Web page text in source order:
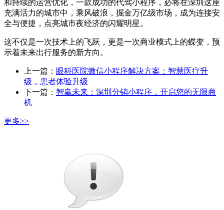
和持续的运营优化，一款成功的代驾小程序，必将在深圳这座
充满活力的城市中，乘风破浪，掘金万亿级市场，成为连接安
全与便捷，点亮城市夜经济的闪耀明星。
这不仅是一次技术上的飞跃，更是一次商业模式上的蝶变，预
示着未来出行服务的新方向。
上一篇： 眼科医院微信小程序解决方案：智慧医疗升
级，患者体验升级
下一篇： 智赢未来：深圳分销小程序，开启您的无限商
机
更多>>